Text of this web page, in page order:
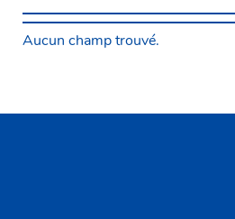
Aucun champ trouvé.